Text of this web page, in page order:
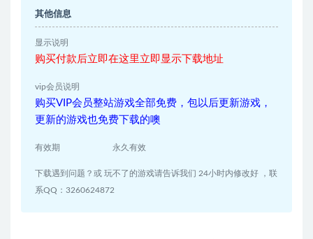
其他信息
显示说明
购买付款后立即在这里立即显示下载地址
vip会员说明
购买VIP会员整站游戏全部免费，包以后更新游戏，
更新的游戏也免费下载的噢
有效期 永久有效
下载遇到问题？或 玩不了的游戏请告诉我们 24小时内修改好 ，联
系QQ：3260624872